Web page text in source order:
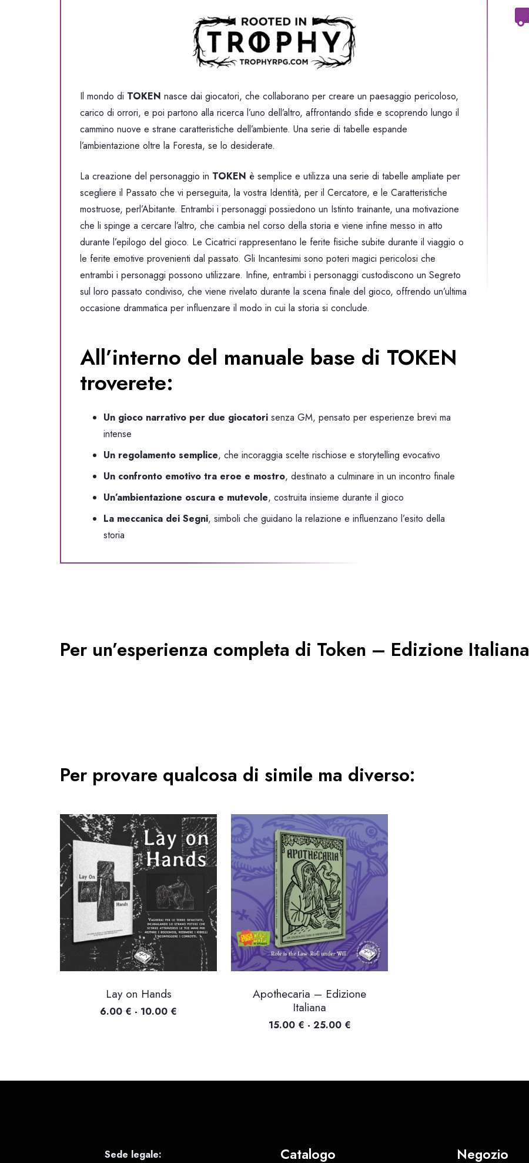
Il mondo di TOKEN nasce dai giocatori, che collaborano per creare un paesaggio pericoloso,
carico di orrori, e poi partono alla ricerca l’uno dell’altro, affrontando sfide e scoprendo lungo il
cammino nuove e strane caratteristiche dell’ambiente. Una serie di tabelle espande
l’ambientazione oltre la Foresta, se lo desiderate.
La creazione del personaggio in TOKEN è semplice e utilizza una serie di tabelle ampliate per
scegliere il Passato che vi perseguita, la vostra Identità, per il Cercatore, e le Caratteristiche
mostruose, perl’Abitante. Entrambi i personaggi possiedono un Istinto trainante, una motivazione
che li spinge a cercare l’altro, che cambia nel corso della storia e viene infine messo in atto
durante l’epilogo del gioco. Le Cicatrici rappresentano le ferite fisiche subite durante il viaggio o
le ferite emotive provenienti dal passato. Gli Incantesimi sono poteri magici pericolosi che
entrambi i personaggi possono utilizzare. Infine, entrambi i personaggi custodiscono un Segreto
sul loro passato condiviso, che viene rivelato durante la scena finale del gioco, offrendo un’ultima
occasione drammatica per influenzare il modo in cui la storia si conclude.
All’interno del manuale base di TOKEN
troverete:
Un gioco narrativo per due giocatori senza GM, pensato per esperienze brevi ma
intense
Un regolamento semplice, che incoraggia scelte rischiose e storytelling evocativo
Un confronto emotivo tra eroe e mostro, destinato a culminare in un incontro finale
Un’ambientazione oscura e mutevole, costruita insieme durante il gioco
La meccanica dei Segni, simboli che guidano la relazione e influenzano l’esito della
storia
Per un’esperienza completa di Token – Edizione Italiana
Per provare qualcosa di simile ma diverso:
Lay on Hands
6.00 € - 10.00 €
Apothecaria – Edizione
Italiana
15.00 € - 25.00 €Fascia
Sede legale: Catalogo Negozio